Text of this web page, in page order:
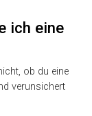
ich eine
ob du eine
verunsichert